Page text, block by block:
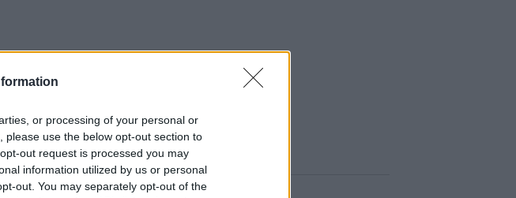
or processing of your personal or
use the below opt-out section to
out request is processed you may
information utilized by us or personal
out. You may separately opt-out of the